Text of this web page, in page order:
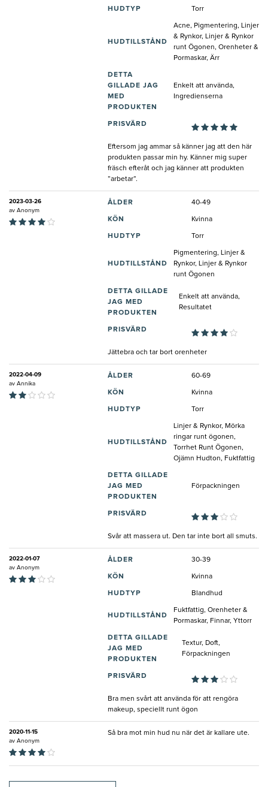
HUDTYP Torr
HUDTILLSTÅND
Acne, Pigmentering, Linjer
& Rynkor, Linjer & Rynkor
runt Ögonen, Orenheter &
Pormaskar, Ärr
DETTA
GILLADE JAG
MED
PRODUKTEN
Enkelt att använda,
Ingredienserna
PRISVÄRD
Eftersom jag ammar så känner jag att den här
produkten passar min hy. Känner mig super
fräsch efteråt och jag känner att produkten
”arbetar”.
2023-03-26
av Anonym
ÅLDER 40-49
KÖN Kvinna
HUDTYP Torr
HUDTILLSTÅND
Pigmentering, Linjer &
Rynkor, Linjer & Rynkor
runt Ögonen
DETTA GILLADE
JAG MED
PRODUKTEN
Enkelt att använda,
Resultatet
PRISVÄRD
Jättebra och tar bort orenheter
2022-04-09
av Annika
ÅLDER 60-69
KÖN Kvinna
HUDTYP Torr
HUDTILLSTÅND
Linjer & Rynkor, Mörka
ringar runt ögonen,
Torrhet Runt Ögonen,
Ojämn Hudton, Fuktfattig
DETTA GILLADE
JAG MED
PRODUKTEN
Förpackningen
PRISVÄRD
Svår att massera ut. Den tar inte bort all smuts.
2022-01-07
av Anonym
ÅLDER 30-39
KÖN Kvinna
HUDTYP Blandhud
HUDTILLSTÅND
Fuktfattig, Orenheter &
Pormaskar, Finnar, Yttorr
DETTA GILLADE
JAG MED
PRODUKTEN
Textur, Doft,
Förpackningen
PRISVÄRD
Bra men svårt att använda för att rengöra
makeup, speciellt runt ögon
2020-11-15
av Anonym
Så bra mot min hud nu när det är kallare ute.